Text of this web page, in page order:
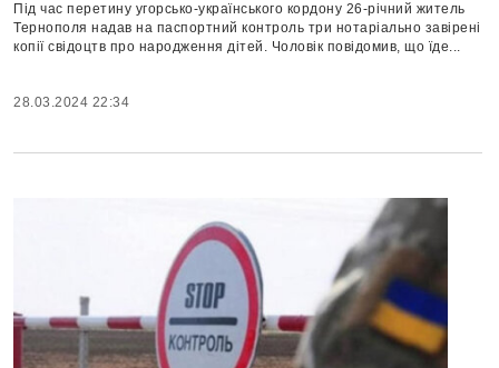
Під час перетину угорсько-українського кордону 26-річний житель
Тернополя надав на паспортний контроль три нотаріально завірені
копії свідоцтв про народження дітей. Чоловік повідомив, що їде...
28.03.2024 22:34